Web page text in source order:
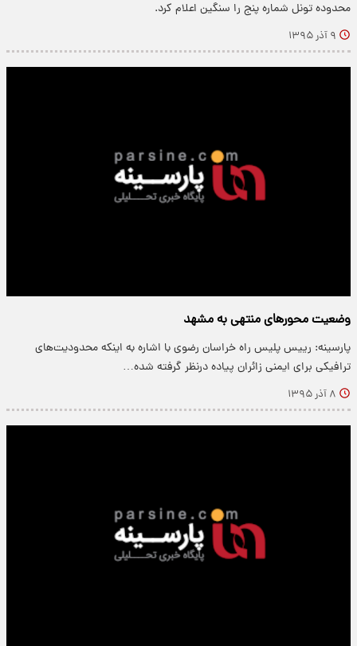
محدوده تونل شماره پنج را سنگین اعلام کرد.
۹ آذر ۱۳۹۵
وضعیت محورهای منتهی به مشهد
پارسینه: رییس پلیس راه خراسان رضوی با اشاره به اینکه محدودیت‌های
ترافیکی برای ایمنی زائران پیاده درنظر گرفته شده…
۸ آذر ۱۳۹۵